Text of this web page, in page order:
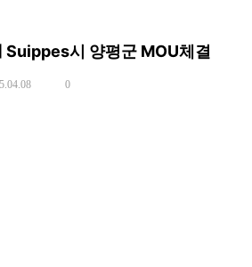
시 양평군 MOU체결
0